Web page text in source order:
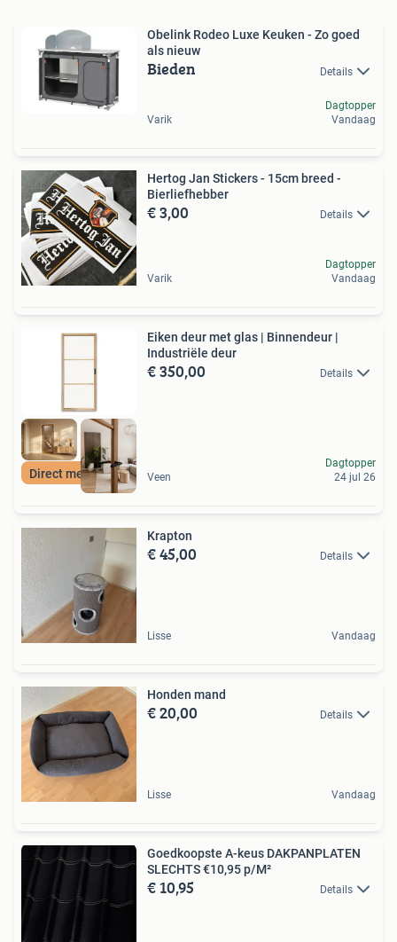
Obelink Rodeo Luxe Keuken - Zo goed
als nieuw
Bieden Details
Varik
Dagtopper
Vandaag
Hertog Jan Stickers - 15cm breed -
Bierliefhebber
€ 3,00 Details
Varik
Dagtopper
Vandaag
Direct meenemen
Eiken deur met glas | Binnendeur |
Industriële deur
€ 350,00 Details
Veen
Dagtopper
24 jul 26
Krapton
€ 45,00 Details
Lisse Vandaag
Honden mand
€ 20,00 Details
Lisse Vandaag
Goedkoopste A-keus DAKPANPLATEN
SLECHTS €10,95 p/M²
€ 10,95 Details